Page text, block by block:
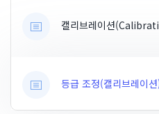
캘리브레이션
등급 조정(캘리브레이